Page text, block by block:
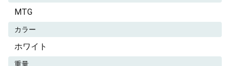
MTG
カラー
ホワイト
重量